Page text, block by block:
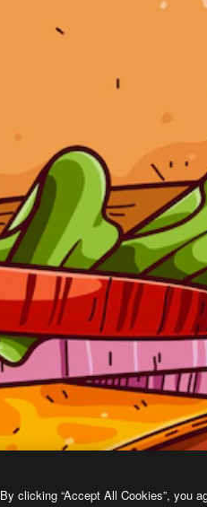
By clicking “Accept All Cookies”, you